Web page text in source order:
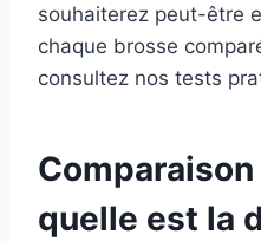
souhaiterez peut-être
chaque brosse
consultez nos tests
quelle est la